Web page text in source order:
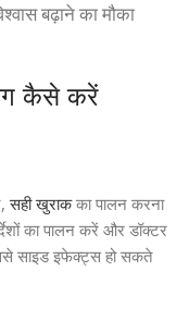
बढ़ाने का मौका
कैसे करें
सही खुराकका पालन करना
का पालन करें और डॉक्टर
साइड इफेक्ट्स हो सकते